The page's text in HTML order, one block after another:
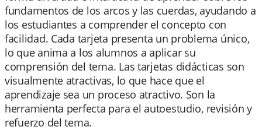
fundamentos de los arcos y las cuerdas, ayudando a
los estudiantes a comprender el concepto con
facilidad. Cada tarjeta presenta un problema único,
lo que anima a los alumnos a aplicar su
comprensión del tema. Las tarjetas didácticas son
visualmente atractivas, lo que hace que el
aprendizaje sea un proceso atractivo. Son la
herramienta perfecta para el autoestudio, revisión y
refuerzo del tema.